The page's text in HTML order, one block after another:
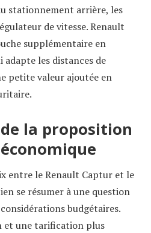
stationnement arrière, les
de vitesse. Renault
supplémentaire en
les distances de
petite valeur ajoutée en
la proposition
entre le Renault Captur et le
se résumer à une question
budgétaires.
et une tarification plus